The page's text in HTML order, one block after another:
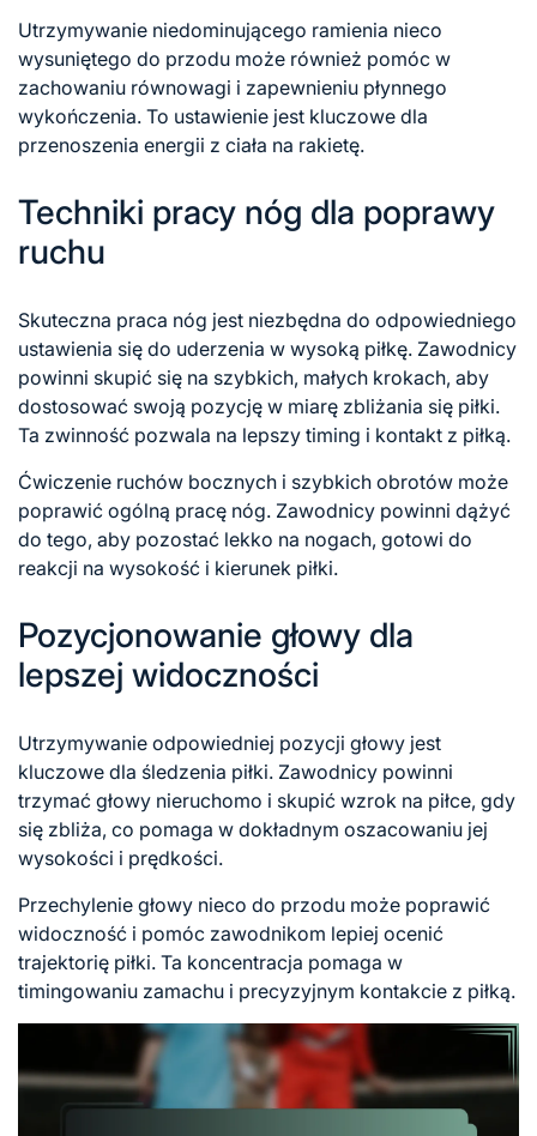
Utrzymywanie niedominującego ramienia nieco
wysuniętego do przodu może również pomóc w
zachowaniu równowagi i zapewnieniu płynnego
wykończenia. To ustawienie jest kluczowe dla
przenoszenia energii z ciała na rakietę.
Techniki pracy nóg dla poprawy
ruchu
Skuteczna praca nóg jest niezbędna do odpowiedniego
ustawienia się do uderzenia w wysoką piłkę. Zawodnicy
powinni skupić się na szybkich, małych krokach, aby
dostosować swoją pozycję w miarę zbliżania się piłki.
Ta zwinność pozwala na lepszy timing i kontakt z piłką.
Ćwiczenie ruchów bocznych i szybkich obrotów może
poprawić ogólną pracę nóg. Zawodnicy powinni dążyć
do tego, aby pozostać lekko na nogach, gotowi do
reakcji na wysokość i kierunek piłki.
Pozycjonowanie głowy dla
lepszej widoczności
Utrzymywanie odpowiedniej pozycji głowy jest
kluczowe dla śledzenia piłki. Zawodnicy powinni
trzymać głowy nieruchomo i skupić wzrok na piłce, gdy
się zbliża, co pomaga w dokładnym oszacowaniu jej
wysokości i prędkości.
Przechylenie głowy nieco do przodu może poprawić
widoczność i pomóc zawodnikom lepiej ocenić
trajektorię piłki. Ta koncentracja pomaga w
timingowaniu zamachu i precyzyjnym kontakcie z piłką.